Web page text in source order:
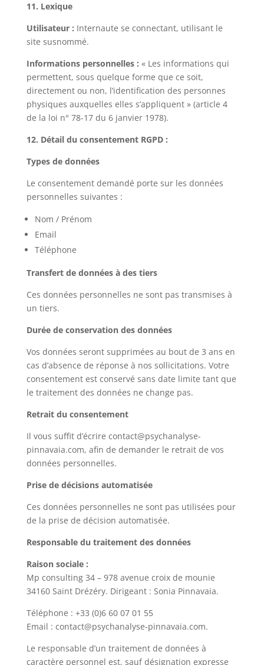
11. Lexique
Utilisateur : Internaute se connectant, utilisant le
site susnommé.
Informations personnelles : « Les informations qui
permettent, sous quelque forme que ce soit,
directement ou non, l’identification des personnes
physiques auxquelles elles s’appliquent » (article 4
de la loi n° 78-17 du 6 janvier 1978).
12. Détail du consentement RGPD :
Types de données
Le consentement demandé porte sur les données
personnelles suivantes :
Nom / Prénom
Email
Téléphone
Transfert de données à des tiers
Ces données personnelles ne sont pas transmises à
un tiers.
Durée de conservation des données
Vos données seront supprimées au bout de 3 ans en
cas d’absence de réponse à nos sollicitations. Votre
consentement est conservé sans date limite tant que
le traitement des données ne change pas.
Retrait du consentement
Il vous suffit d’écrire contact@psychanalyse-
pinnavaia.com, afin de demander le retrait de vos
données personnelles.
Prise de décisions automatisée
Ces données personnelles ne sont pas utilisées pour
de la prise de décision automatisée.
Responsable du traitement des données
Raison sociale :
Mp consulting 34 – 978 avenue croix de mounie
34160 Saint Drézéry. Dirigeant : Sonia Pinnavaia.
Téléphone : +33 (0)6 60 07 01 55
Email : contact@psychanalyse-pinnavaia.com.
Le responsable d’un traitement de données à
caractère personnel est, sauf désignation expresse